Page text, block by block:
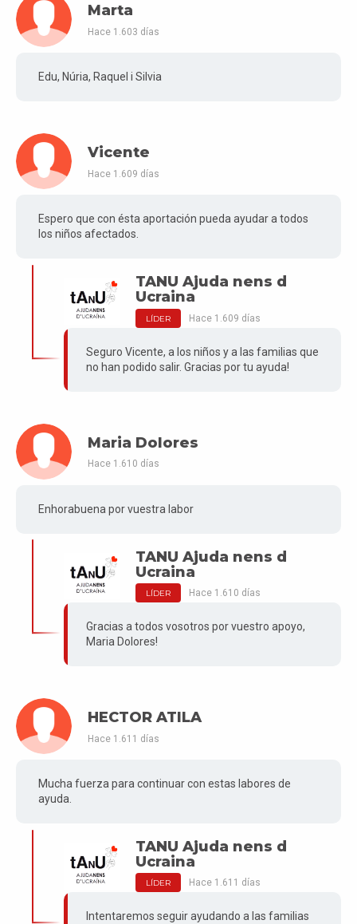
Marta
Hace 1.603 días
Edu, Núria, Raquel i Silvia
Vicente
Hace 1.609 días
Espero que con ésta aportación pueda ayudar a todos
los niños afectados.
TANU Ajuda nens d
Ucraina
LÍDER Hace 1.609 días
Seguro Vicente, a los niños y a las familias que
no han podido salir. Gracias por tu ayuda!
Maria Dolores
Hace 1.610 días
Enhorabuena por vuestra labor
TANU Ajuda nens d
Ucraina
LÍDER Hace 1.610 días
Gracias a todos vosotros por vuestro apoyo,
Maria Dolores!
HECTOR ATILA
Hace 1.611 días
Mucha fuerza para continuar con estas labores de
ayuda.
TANU Ajuda nens d
Ucraina
LÍDER Hace 1.611 días
Intentaremos seguir ayudando a las familias